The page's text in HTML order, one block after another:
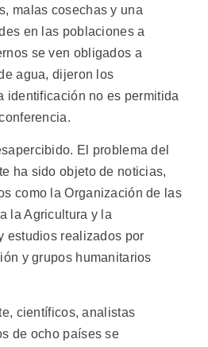
malas cosechas y una
en las poblaciones a
se ven obligados a
agua, dijeron los
identificación no es permitida
El problema del
ha sido objeto de noticias,
como la Organización de las
la Agricultura y la
estudios realizados por
y grupos humanitarios
científicos, analistas
de ocho países se